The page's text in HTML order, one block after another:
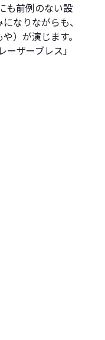
も前例のない設
なりながらも、
）が演じます。
ザーブレス」